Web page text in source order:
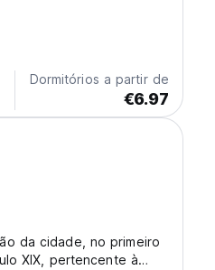
Dormitórios a partir de
€6.97
da cidade, no primeiro
XIX, pertencente à